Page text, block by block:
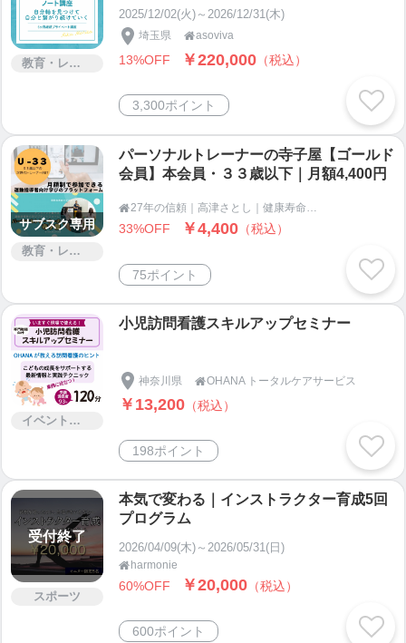
教育・レッスン・講習
2025/12/02(火)～2026/12/31(木)
埼玉県 asoviva
13%OFF ￥220,000 （税込）
3,300ポイント
サブスク専用
教育・レッスン・講習
パーソナルトレーナーの寺子屋【ゴールド
会員】本会員・３３歳以下｜月額4,400円
 27年の信頼｜高津さとし｜健康寿命100年プロジェクト〜４０代からの自分史上最高パフォーマンス〜
33%OFF ￥4,400 （税込）
75ポイント
イベント・セミナー・交流会
小児訪問看護スキルアップセミナー
神奈川県 OHANA トータルケアサービス
￥13,200 （税込）
198ポイント
受付終了
スポーツ
本気で変わる｜インストラクター育成5回
プログラム
2026/04/09(木)～2026/05/31(日)
 harmonie
60%OFF ￥20,000 （税込）
600ポイント